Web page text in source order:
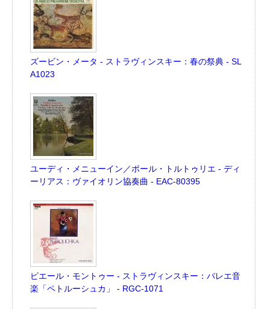
ズービン・メータ - ストラヴィンスキー：春の祭典 - SL
A1023
ユーディ・メニューイン／ポール・トルトゥリエ - ディ
ーリアス：ヴァイオリン協奏曲 - EAC-80395
ピエール・モントゥー - ストラヴィンスキー：バレエ音
楽「ペトルーシュカ」 - RGC-1071